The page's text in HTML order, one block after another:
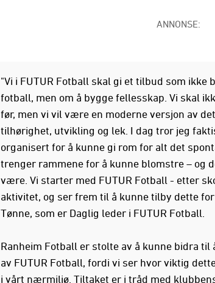
ANNONSE:
"Vi i FUTUR Fotball skal gi et tilbud som ikke
fotball, men om å bygge fellesskap. Vi skal
før, men vi vil være en moderne versjon av
tilhørighet, utvikling og lek. I dag tror jeg
organisert for å kunne gi rom for alt det
trenger rammene for å kunne blomstre – og
være. Vi starter med FUTUR Fotball - etter
aktivitet, og ser frem til å kunne tilby dette
Tønne, som er Daglig leder i FUTUR Fotball.
Ranheim Fotball er stolte av å kunne bidra
av FUTUR Fotball, fordi vi ser hvor viktig
i vårt nærmiljø. Tiltaket er i tråd med